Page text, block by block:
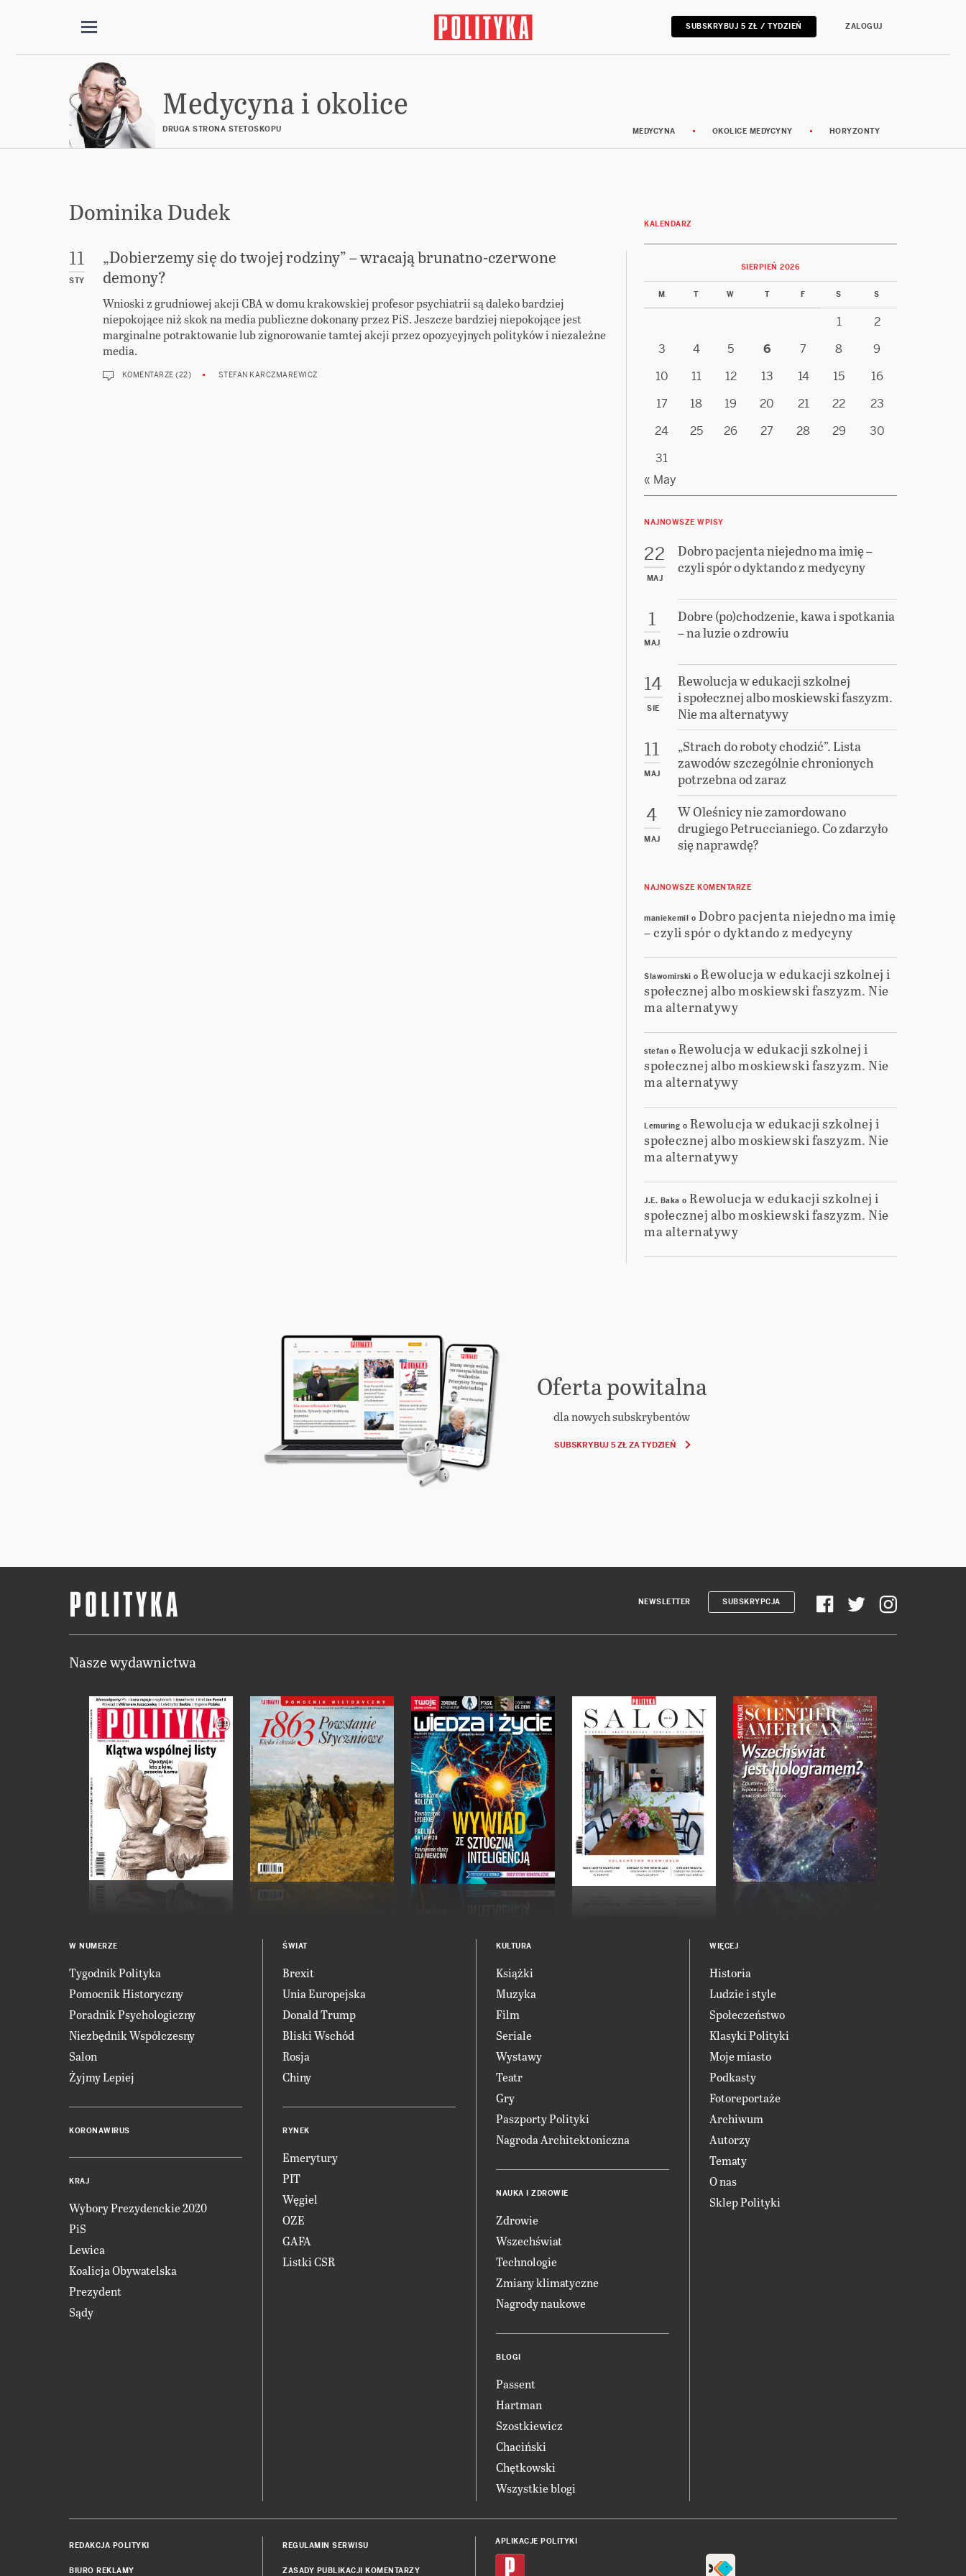
SUBSKRYBUJ 5 ZŁ / TYDZIEŃ ZALOGUJ
Medycyna i okolice
DRUGA STRONA STETOSKOPU MEDYCYNA OKOLICE MEDYCYNY HORYZONTY
Dominika Dudek
11
STY
„Dobierzemy się do twojej rodziny” – wracają brunatno-czerwone
demony?
Wnioski z grudniowej akcji CBA w domu krakowskiej profesor psychiatrii są daleko bardziej
niepokojące niż skok na media publiczne dokonany przez PiS. Jeszcze bardziej niepokojące jest
marginalne potraktowanie lub zignorowanie tamtej akcji przez opozycyjnych polityków i niezależne
media.
KOMENTARZE (22) STEFAN KARCZMAREWICZ
KALENDARZ
SIERPIEŃ 2026
M T W T F S S
1
2
3
4 5 6 7 8
9
10
11 12 13 14 15
16
17
18 19 20 21 22
23
24
25 26 27 28 29
30
31
« May
NAJNOWSZE WPISY
22
MAJ
Dobro pacjenta niejedno ma imię –
czyli spór o dyktando z medycyny
1
MAJ
Dobre (po)chodzenie, kawa i spotkania
– na luzie o zdrowiu
14
SIE
Rewolucja w edukacji szkolnej
i społecznej albo moskiewski faszyzm.
Nie ma alternatywy
11
MAJ
„Strach do roboty chodzić”. Lista
zawodów szczególnie chronionych
potrzebna od zaraz
4
MAJ
W Oleśnicy nie zamordowano
drugiego Petruccianiego. Co zdarzyło
się naprawdę?
NAJNOWSZE KOMENTARZE
maniekemil o Dobro pacjenta niejedno ma imię
– czyli spór o dyktando z medycyny
Slawomirski o Rewolucja w edukacji szkolnej i
społecznej albo moskiewski faszyzm. Nie
ma alternatywy
stefan o Rewolucja w edukacji szkolnej i
społecznej albo moskiewski faszyzm. Nie
ma alternatywy
Lemuring o Rewolucja w edukacji szkolnej i
społecznej albo moskiewski faszyzm. Nie
ma alternatywy
J.E. Baka o Rewolucja w edukacji szkolnej i
społecznej albo moskiewski faszyzm. Nie
ma alternatywy
Oferta powitalna
dla nowych subskrybentów
SUBSKRYBUJ 5 ZŁ ZA TYDZIEŃ
NEWSLETTER SUBSKRYPCJA
Nasze wydawnictwa
W NUMERZE
Tygodnik Polityka
Pomocnik Historyczny
Poradnik Psychologiczny
Niezbędnik Współczesny
Salon
Żyjmy Lepiej
KORONAWIRUS
KRAJ
Wybory Prezydenckie 2020
PiS
Lewica
Koalicja Obywatelska
Prezydent
Sądy
ŚWIAT
Brexit
Unia Europejska
Donald Trump
Bliski Wschód
Rosja
Chiny
RYNEK
Emerytury
PIT
Węgiel
OZE
GAFA
Listki CSR
KULTURA
Książki
Muzyka
Film
Seriale
Wystawy
Teatr
Gry
Paszporty Polityki
Nagroda Architektoniczna
NAUKA I ZDROWIE
Zdrowie
Wszechświat
Technologie
Zmiany klimatyczne
Nagrody naukowe
BLOGI
Passent
Hartman
Szostkiewicz
Chaciński
Chętkowski
Wszystkie blogi
WIĘCEJ
Historia
Ludzie i style
Społeczeństwo
Klasyki Polityki
Moje miasto
Podkasty
Fotoreportaże
Archiwum
Autorzy
Tematy
O nas
Sklep Polityki
REDAKCJA POLITYKI
BIURO REKLAMY
REGULAMIN SERWISU
ZASADY PUBLIKACJI KOMENTARZY
APLIKACJE POLITYKI